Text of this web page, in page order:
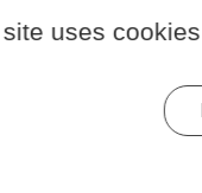
dans le SIA, vous
du récépissé.
transmet ensuite
récépissé de
uses